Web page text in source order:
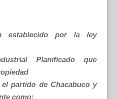
establecido por la ley
Planificado que
partido de Chacabuco y
como: